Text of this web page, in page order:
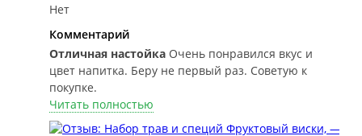
Нет
Комментарий
Отличная настойка Очень понравился вкус и
цвет напитка. Беру не первый раз. Советую к
покупке.
Читать полностью